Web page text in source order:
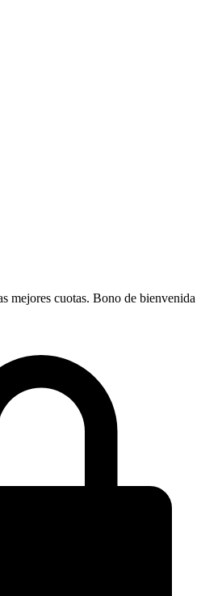
mejores cuotas. Bono de bienvenida